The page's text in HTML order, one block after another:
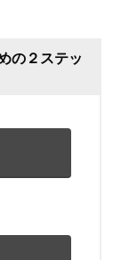
の２ステッ